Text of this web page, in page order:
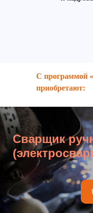
С программой
приобретают:
Сварщик